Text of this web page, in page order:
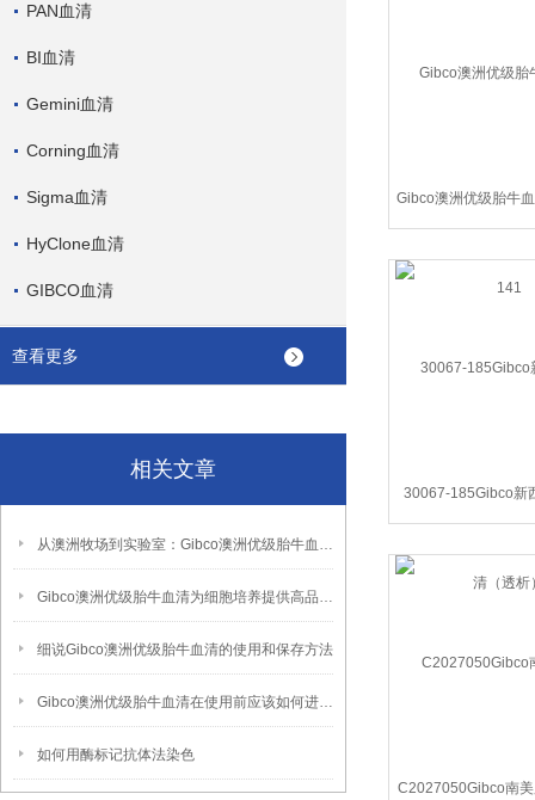
PAN血清
BI血清
Gemini血清
Corning血清
Sigma血清
HyClone血清
GIBCO血清
查看更多
相关文章
从澳洲牧场到实验室：Gibco澳洲优级胎牛血清清如何定义细胞培养新标准？
Gibco澳洲优级胎牛血清为细胞培养提供高品质营养支持
细说Gibco澳洲优级胎牛血清的使用和保存方法
Gibco澳洲优级胎牛血清在使用前应该如何进行处理及储存？
如何用酶标记抗体法染色
Gibco澳洲优级胎牛
30067-185Gibco新
（透析
C2027050Gibco南